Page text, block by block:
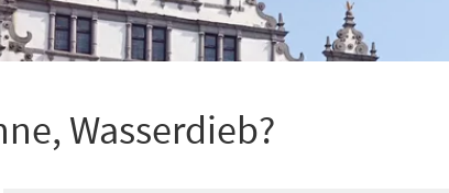
Wasserdieb?